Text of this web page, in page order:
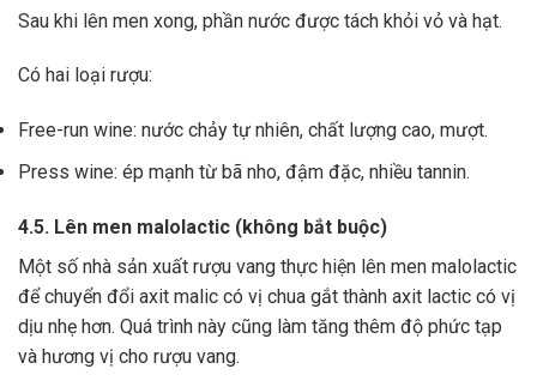
Sau khi lên men xong, phần nước được tách khỏi vỏ và hạt.
Có hai loại rượu:
Free-run wine: nước chảy tự nhiên, chất lượng cao, mượt.
Press wine: ép mạnh từ bã nho, đậm đặc, nhiều tannin.
4.5. Lên men malolactic (không bắt buộc)
Một số nhà sản xuất rượu vang thực hiện lên men malolactic
để chuyển đổi axit malic có vị chua gắt thành axit lactic có vị
dịu nhẹ hơn. Quá trình này cũng làm tăng thêm độ phức tạp
và hương vị cho rượu vang.